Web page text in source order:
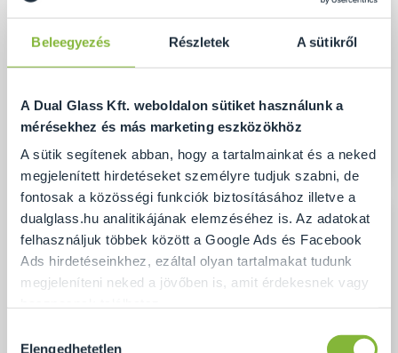
Beleegyezés Részletek A sütikről
A Dual Glass Kft. weboldalon sütiket használunk a
mérésekhez és más marketing eszközökhöz
A sütik segítenek abban, hogy a tartalmainkat és a neked
megjelenített hirdetéseket személyre tudjuk szabni, de
fontosak a közösségi funkciók biztosításához illetve a
dualglass.hu analitikájának elemzéséhez is. Az adatokat
felhasználjuk többek között a Google Ads és Facebook
Ads hirdetéseinkhez, ezáltal olyan tartalmakat tudunk
megjeleníteni neked a jövőben is, amit érdekesnek vagy
Ennek a biztosításához arra kérünk, hogy engedd meg
Elengedhetetlen
Keret nélküli egyedi zuhanykabin